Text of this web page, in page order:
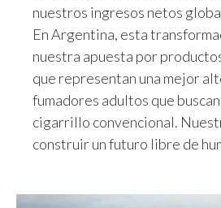
nuestros ingresos netos
En Argentina, esta
nuestra apuesta por
que representan una mejor
fumadores adultos que
cigarrillo convencional.
construir un futuro libre de